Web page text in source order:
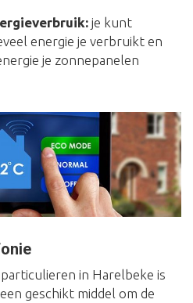
je kunt
energie je verbruikt en
je zonnepanelen
in Harelbeke is
geschikt middel om de